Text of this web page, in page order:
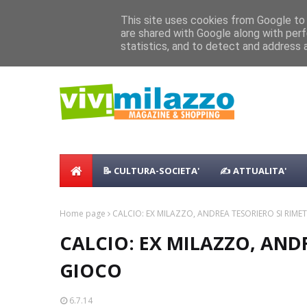
Concerto all’Alba a Milazzo con oltre
Milazzo 28ª Sagra del Pesce a
📝 CULTURA-SOCIETA' ✍ ATTUALITA'
Home page CALCIO: EX MILAZZO, ANDREA TESORIERO SI
CALCIO: EX MILAZZO,
GIOCO
6.7.14
This site uses cookies from Google
are shared with Google along with
statistics, and to detect and address